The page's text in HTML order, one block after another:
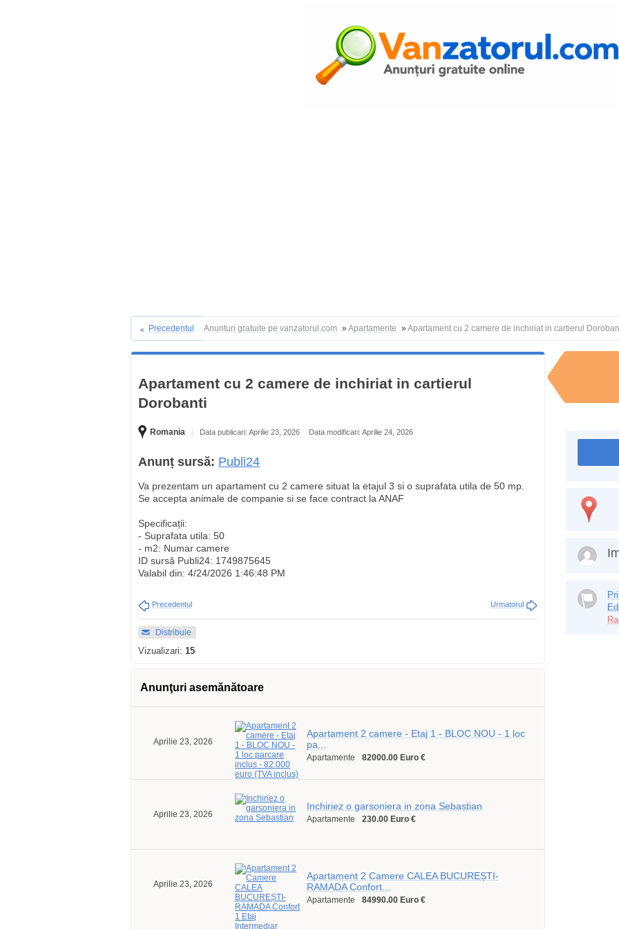
Precedentul Anunturi gratuite pe vanzatorul.com »Apartamente »Apartament cu 2 camere de inchiriat in cartierul
Apartament cu 2 camere de inchiriat in cartierul
Dorobanti
Romania Data publicari: Aprilie 23, 2026 Data modificari: Aprilie 24, 2026
Anunț sursă: Publi24
Va prezentam un apartament cu 2 camere situat la etajul 3 si o suprafata utila de 50 mp.
Se accepta animale de companie si se face contract la ANAF
Specificații:
- Suprafata utila: 50
- m2: Numar camere
ID sursă Publi24: 1749875645
Valabil din: 4/24/2026 1:46:48 PM
Precedentul Urmatorul
Distribuie
Vizualizari: 15
Anunţuri asemănătoare
Aprilie 23, 2026
Apartament 2 camere - Etaj 1 - BLOC NOU - 1 loc
pa...
Apartamente 82000.00 Euro €
Aprilie 23, 2026
Inchiriez o garsoniera in zona Sebastian
Apartamente 230.00 Euro €
Aprilie 23, 2026
Apartament 2 Camere CALEA BUCUREȘTI-
RAMADA Confort...
Apartamente 84990.00 Euro €